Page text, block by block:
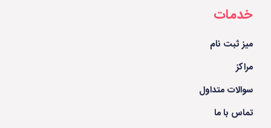
خدمات
میز ثبت نام
سوالات متداول
تماس با ما